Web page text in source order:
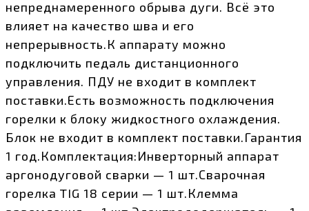
непреднамеренного обрыва дуги. Всё это
влияет на качество шва и его
непрерывность.К аппарату можно
подключить педаль дистанционного
управления. ПДУ не входит в комплект
поставки.Есть возможность подключения
горелки к блоку жидкостного охлаждения.
Блок не входит в комплект поставки.Гарантия
1 год.Комплектация:Инверторный аппарат
аргонодуговой сварки — 1 шт.Сварочная
горелка TIG 18 серии — 1 шт.Клемма